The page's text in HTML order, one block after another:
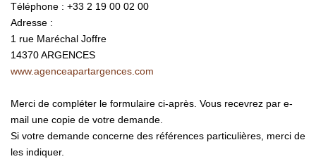
PARRAINER UN PROCHE
Notre Équipe
Téléphone : +33 2 19 00 02 00
Adresse :
1 rue Maréchal Joffre
14370ARGENCES
www.agenceapartargences.com
Merci de compléter le formulaire ci-après. Vous recevrez par e-
mail une copie de votre demande.
Si votre demande concerne des références particulières, merci de
les indiquer.